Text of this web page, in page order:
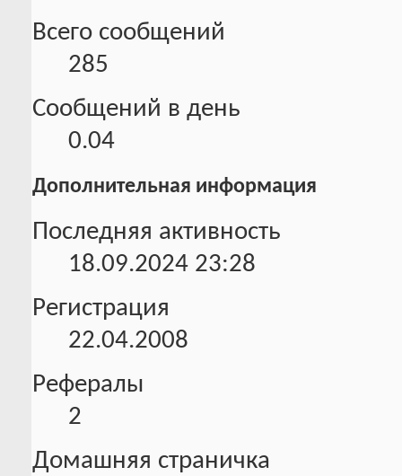
Всего сообщений
285
Сообщений в день
0.04
Дополнительная информация
Последняя активность
18.09.2024 23:28
Регистрация
22.04.2008
Рефералы
2
Домашняя страничка